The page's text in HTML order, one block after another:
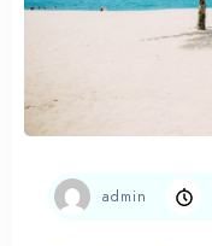
admin